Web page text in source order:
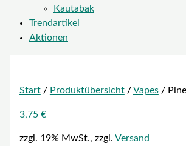
Kautabak
Trendartikel
Aktionen
Start/ Produktübersicht/ Vapes/
3,75 €
zzgl. 19% MwSt., zzgl. Versand